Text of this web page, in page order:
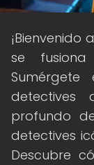
¡Bienvenido a
se
detectives
profundo
detectives
Descubre